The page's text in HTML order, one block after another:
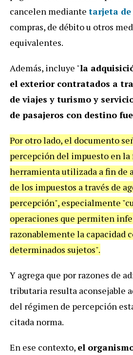
cancelen mediante tarjeta
compras, de débito u otros
equivalentes.
Además, incluye "la
el exterior contratados a
de viajes y turismo y
de pasajeros con destino
Por otro lado, el documento
percepción del impuesto en la
herramienta utilizada a fin de
de los impuestos a través de
percepción", especialmente
operaciones que permiten
razonablemente la capacidad
determinados sujetos".
Y agrega que por razones de
tributaria resulta aconsejable
del régimen de percepción
citada norma.
En ese contexto, el